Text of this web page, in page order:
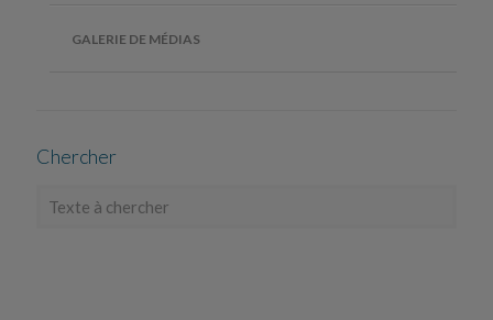
GALERIE DE MÉDIAS
Chercher